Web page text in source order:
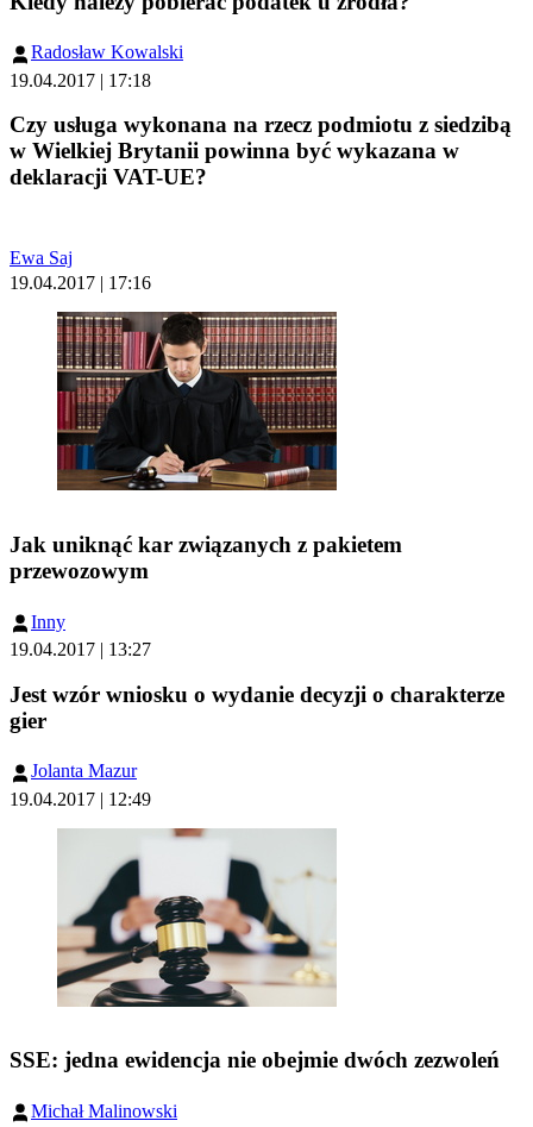
Radosław Kowalski
19.04.2017 | 17:18
Czy usługa wykonana na rzecz podmiotu z siedzibą
w Wielkiej Brytanii powinna być wykazana w
deklaracji VAT-UE?
Ewa Saj
19.04.2017 | 17:16
Jak uniknąć kar związanych z pakietem
przewozowym
Inny
19.04.2017 | 13:27
Jest wzór wniosku o wydanie decyzji o charakterze
gier
Jolanta Mazur
19.04.2017 | 12:49
SSE: jedna ewidencja nie obejmie dwóch zezwoleń
Michał Malinowski